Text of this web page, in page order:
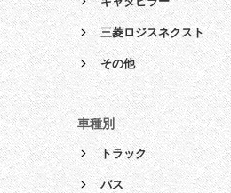
三菱ロジスネクスト
その他
車種別
トラック
バス